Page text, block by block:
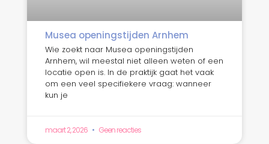
Musea openingstijden Arnhem
Wie zoekt naar Musea openingstijden
Arnhem, wil meestal niet alleen weten of een
locatie open is. In de praktijk gaat het vaak
om een veel specifiekere vraag: wanneer
kun je
maart 2, 2026 Geen reacties